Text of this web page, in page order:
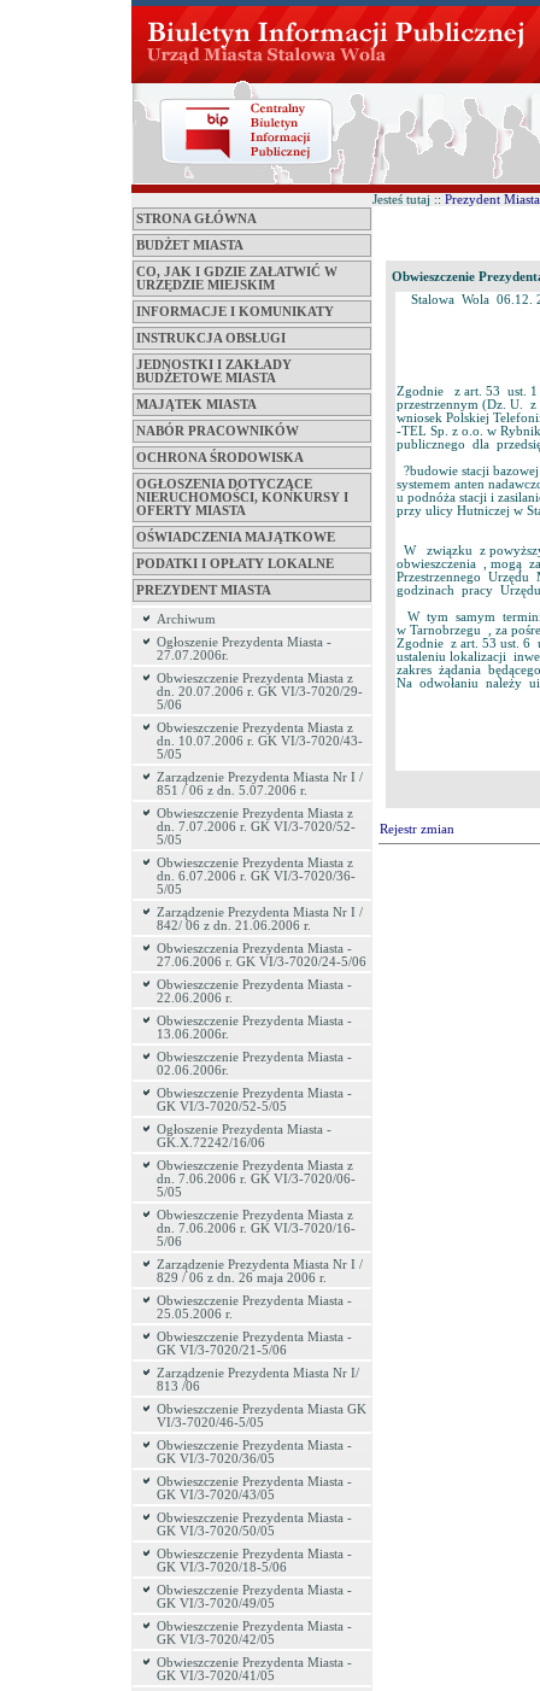
STRONA GŁÓWNA
BUDŻET MIASTA
CO, JAK I GDZIE ZAŁATWIĆ W
URZĘDZIE MIEJSKIM
INFORMACJE I KOMUNIKATY
INSTRUKCJA OBSŁUGI
JEDNOSTKI I ZAKŁADY
BUDŻETOWE MIASTA
MAJĄTEK MIASTA
NABÓR PRACOWNIKÓW
OCHRONA ŚRODOWISKA
OGŁOSZENIA DOTYCZĄCE
NIERUCHOMOŚCI, KONKURSY I
OFERTY MIASTA
OŚWIADCZENIA MAJĄTKOWE
PODATKI I OPŁATY LOKALNE
PREZYDENT MIASTA
Archiwum
Ogłoszenie Prezydenta Miasta -
27.07.2006r.
Obwieszczenie Prezydenta Miasta z
dn. 20.07.2006 r. GK VI/3-7020/29-
5/06
Obwieszczenie Prezydenta Miasta z
dn. 10.07.2006 r. GK VI/3-7020/43-
5/05
Zarządzenie Prezydenta Miasta Nr I /
851 / 06 z dn. 5.07.2006 r.
Obwieszczenie Prezydenta Miasta z
dn. 7.07.2006 r. GK VI/3-7020/52-
5/05
Obwieszczenie Prezydenta Miasta z
dn. 6.07.2006 r. GK VI/3-7020/36-
5/05
Zarządzenie Prezydenta Miasta Nr I /
842/ 06 z dn. 21.06.2006 r.
Obwieszczenia Prezydenta Miasta -
27.06.2006 r. GK VI/3-7020/24-5/06
Obwieszczenie Prezydenta Miasta -
22.06.2006 r.
Obwieszczenie Prezydenta Miasta -
13.06.2006r.
Obwieszczenie Prezydenta Miasta -
02.06.2006r.
Obwieszczenie Prezydenta Miasta -
GK VI/3-7020/52-5/05
Ogłoszenie Prezydenta Miasta -
GK.X.72242/16/06
Obwieszczenie Prezydenta Miasta z
dn. 7.06.2006 r. GK VI/3-7020/06-
5/05
Obwieszczenie Prezydenta Miasta z
dn. 7.06.2006 r. GK VI/3-7020/16-
5/06
Zarządzenie Prezydenta Miasta Nr I /
829 / 06 z dn. 26 maja 2006 r.
Obwieszczenie Prezydenta Miasta -
25.05.2006 r.
Obwieszczenie Prezydenta Miasta -
GK VI/3-7020/21-5/06
Zarządzenie Prezydenta Miasta Nr I/
813 /06
Obwieszczenie Prezydenta Miasta GK
VI/3-7020/46-5/05
Obwieszczenie Prezydenta Miasta -
GK VI/3-7020/36/05
Obwieszczenie Prezydenta Miasta -
GK VI/3-7020/43/05
Obwieszczenie Prezydenta Miasta -
GK VI/3-7020/50/05
Obwieszczenie Prezydenta Miasta -
GK VI/3-7020/18-5/06
Obwieszczenie Prezydenta Miasta -
GK VI/3-7020/49/05
Obwieszczenie Prezydenta Miasta -
GK VI/3-7020/42/05
Obwieszczenie Prezydenta Miasta -
GK VI/3-7020/41/05
Jesteś tutaj :: Prezydent Miasta
Obwieszczenie
Stalowa Wola 06.12.
Zgodnie z art. 53 ust.
przestrzennym (Dz. U.
wniosek Polskiej
-TEL Sp. z o.o. w
publicznego dla
?budowie stacji
systemem anten
u podnóża stacji i
przy ulicy Hutniczej w
W związku z
obwieszczenia , mogą
Przestrzennego
godzinach pracy
W tym samym
w Tarnobrzegu , za
Zgodnie z art. 53 ust. 6
ustaleniu lokalizacji
zakres żądania
Na odwołaniu należy
Rejestr zmian